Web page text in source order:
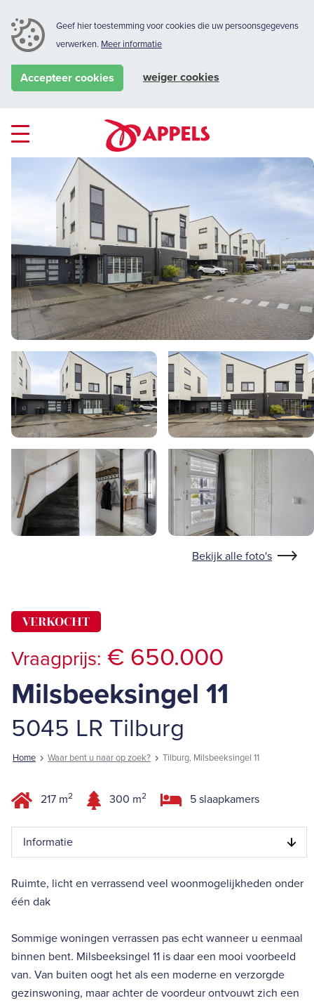
Geef hier toestemming voor cookies die uw persoonsgegevens
verwerken. Meer informatie
Accepteer cookies weiger cookies
Bekijk alle foto's
VERKOCHT
Vraagprijs: € 650.000
Milsbeeksingel 11
5045 LR Tilburg
Home Waar bent u naar op zoek? Tilburg, Milsbeeksingel 11
217 m2 300 m2 5 slaapkamers
Informatie
Ruimte, licht en verrassend veel woonmogelijkheden onder
één dak
Sommige woningen verrassen pas echt wanneer u eenmaal
binnen bent. Milsbeeksingel 11 is daar een mooi voorbeeld
van. Van buiten oogt het als een moderne en verzorgde
gezinswoning, maar achter de voordeur ontvouwt zich een